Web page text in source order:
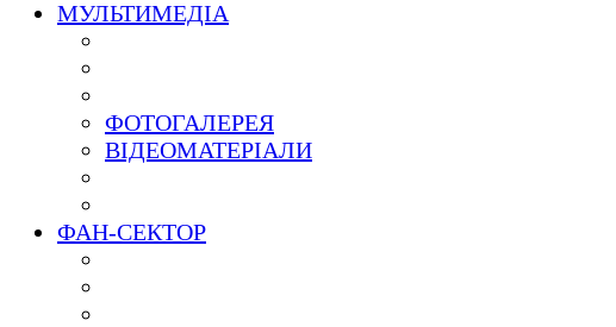
МУЛЬТИМЕДІА
ФОТОГАЛЕРЕЯ
ВІДЕОМАТЕРІАЛИ
ФАН-СЕКТОР